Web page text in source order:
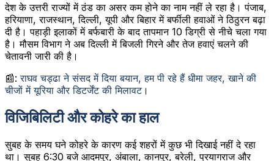
देश के उत्तरी राज्यों में ठंड का असर कम होने का नाम नहीं ले रहा है। पंजाब,
हरियाणा, राजस्थान, दिल्ली, यूपी और बिहार में बर्फीली हवाओं ने ठिठुरन बढ़ा
दी है। पहाड़ी इलाकों में बर्फबारी के बाद तापमान 10 डिग्री से नीचे चला गया
है। मौसम विभाग ने अब दिल्ली में बिजली गिरने और तेज हवाएं चलने की
चेतावनी जारी की है।
📰:राघव चड्ढा ने संसद में दिया बयान, हम पी रहे हैं धीमा जहर, खाने की
चीजों में यूरिया और डिटर्जेंट की मिलावट।
विजिबिलिटी और कोहरे का हाल
सुबह के समय घने कोहरे के कारण कई शहरों में कुछ भी दिखाई नहीं दे रहा
था। सुबह 6:30 बजे आदमपुर, अंबाला, कानपुर, बरेली, प्रयागराज और